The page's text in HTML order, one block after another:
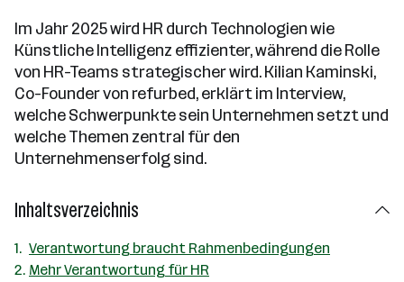
Inhaltsverzeichnis
Verantwortung braucht Rahmenbedingungen
Mehr Verantwortung für HR
Im Jahr 2025 wird HR durch Technologien wie
Künstliche Intelligenz effizienter, während die Rolle
von HR-Teams strategischer wird. Kilian Kaminski,
Co-Founder von refurbed, erklärt im Interview,
welche Schwerpunkte sein Unternehmen setzt und
welche Themen zentral für den
Unternehmenserfolg sind.